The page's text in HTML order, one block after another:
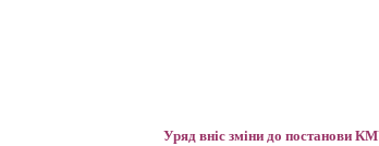
Уряд вніс зміни до постанови